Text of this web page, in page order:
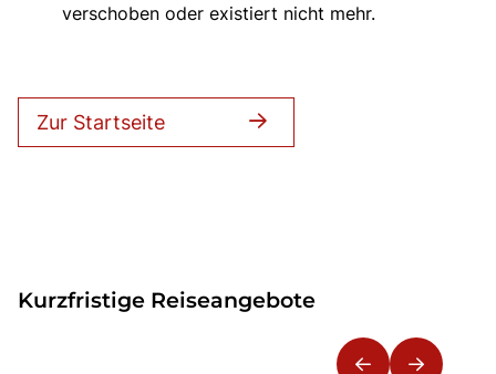
verschoben oder existiert nicht mehr.
Zur Startseite
Kurzfristige Reiseangebote